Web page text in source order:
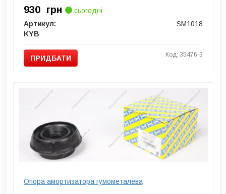
930 грн
сьогодні
Артикул:
SM1018
KYB
ПРИДБАТИ Код: 35476-3
Опора амортизатора гумометалева